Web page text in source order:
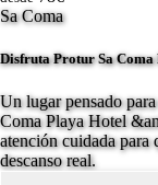
Sa Coma
Disfruta Protur Sa
Un lugar pensado
Coma Playa Hotel
atención cuidada para
descanso real.